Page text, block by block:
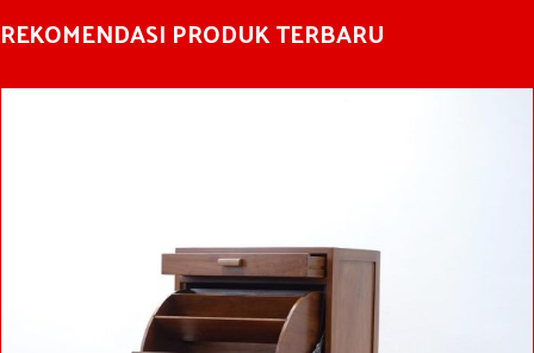
REKOMENDASI PRODUK TERBARU